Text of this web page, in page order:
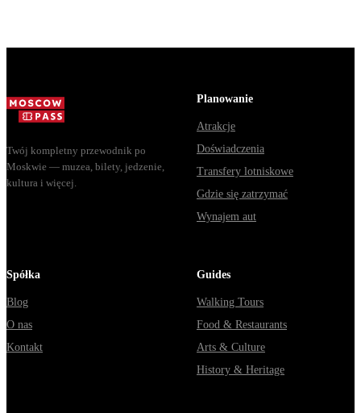
tr...
Twój kompletny przewodnik po
Moskwie — muzea, bilety, jedzenie,
kultura i więcej.
Planowanie
Atrakcje
Doświadczenia
Transfery lotniskowe
Gdzie się zatrzymać
Wynajem aut
Spółka
Blog
O nas
Kontakt
Guides
Walking Tours
Food & Restaurants
Arts & Culture
History & Heritage